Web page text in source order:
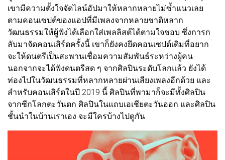
เขามีความตั้งใจจัดไลน์อัปมาให้หลากหลายไม่ซ้ำแนวเลย
ตามคอนเซปต์ของแอปที่มีเพลงจากหลายชาติหลาก
วัฒนธรรมให้ผู้ฟังได้เลือกใส่เพลลิสต์ได้ตามใจชอบ ซึ่งการก
ลับมาจัดคอนเสิร์ตครั้งนี้ เขาก็ยังคงยึดคอนเซปต์เดิมที่อยาก
จะให้ดนตรีเป็นสะพานเชื่อมความสัมพันธ์ระหว่างผู้คน
นอกจากจะได้ฟังดนตรีสด ๆ จากศิลปินระดับโลกแล้ว ยังได้
ท่องไปในวัฒนธรรมที่หลากหลายผ่านเสียงเพลงอีกด้วย และ
สำหรับคอนเสิร์ตในปี 2019 นี้ ศิลปินที่พามาก็จะมีทั้งศิลปิน
จากซีกโลกตะวันตก ศิลปินในแถบเอเชียตะวันออก และศิลปิน
ชั้นนำในบ้านเราเอง จะมีใครบ้างไปดูกัน